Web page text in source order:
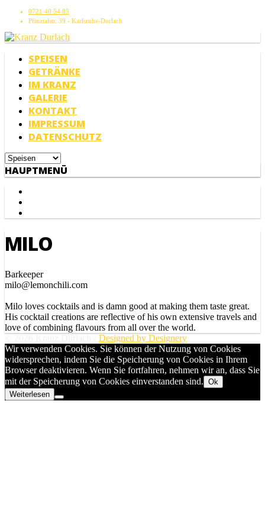
0721 40 54 85
Pfinztalstr. 39 - Karlsruhe-Durlach
SPEISEN
GETRÄNKE
IM KRANZ
GALERIE
KONTAKT
IMPRESSUM
DATENSCHUTZ
HAUPTMENÜ
MILO
Barkeeper
milo@lemonchili.com
Milo loves cocktails and is damn good at making them taste great.
His cocktail creations are reflective of his own extensive travels and
love of combining flavours from all over the world.
Designed by Designery
Wir verwenden Cookies. Sie können der Nutzung von Cookies
widersprechen, indem Sie die Speicherung von Cookies in Ihrem
Browser deaktivieren. Wenn Sie fortfahren, nehmen wir an, dass Sie
mit der Speicherung von Cookies einverstanden sind. Ok
Weiterlesen